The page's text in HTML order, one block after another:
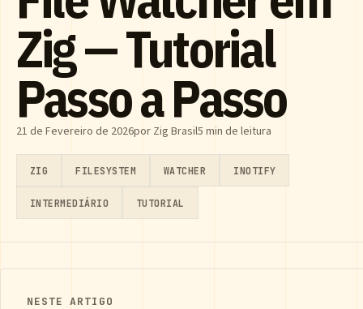
Zig — Tutorial
Passo a Passo
21 de Fevereiro de 2026por Zig Brasil5 min de leitura
ZIG FILESYSTEM WATCHER INOTIFY
INTERMEDIÁRIO TUTORIAL
NESTE ARTIGO